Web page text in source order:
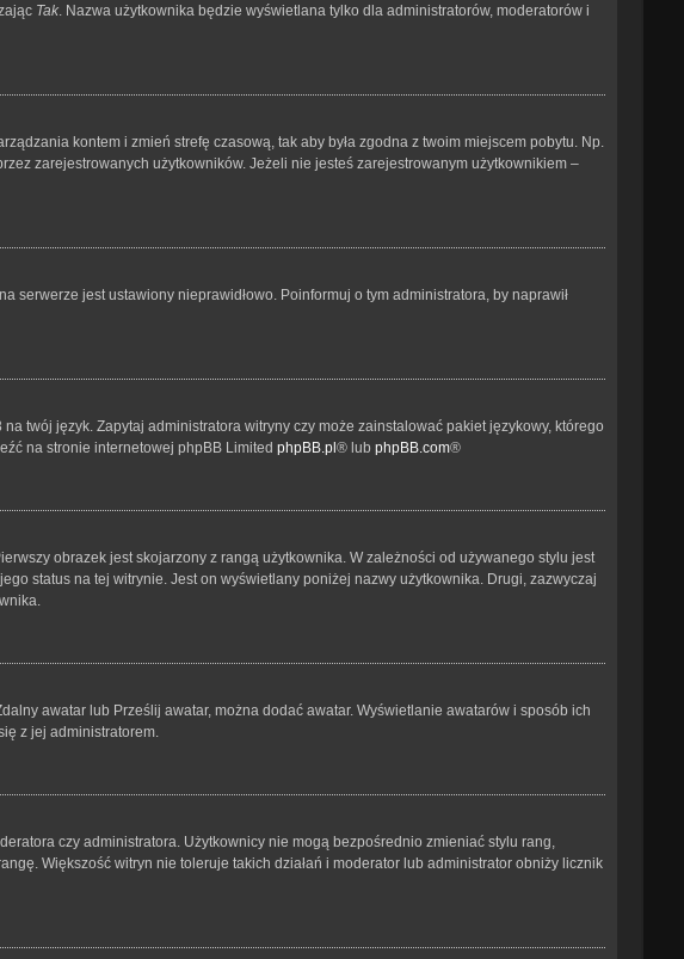
Tak. Nazwa użytkownika będzie wyświetlana tylko dla administratorów, moderatorów i
kontem i zmień strefę czasową, tak aby była zgodna z twoim miejscem pobytu. Np.
zarejestrowanych użytkowników. Jeżeli nie jesteś zarejestrowanym użytkownikiem –
serwerze jest ustawiony nieprawidłowo. Poinformuj o tym administratora, by naprawił
twój język. Zapytaj administratora witryny czy może zainstalować pakiet językowy, którego
na stronie internetowej phpBB Limited phpBB.pl® lub phpBB.com®
obrazek jest skojarzony z rangą użytkownika. W zależności od używanego stylu jest
status na tej witrynie. Jest on wyświetlany poniżej nazwy użytkownika. Drugi, zazwyczaj
awatar lub Prześlij awatar, można dodać awatar. Wyświetlanie awatarów i sposób ich
z jej administratorem.
czy administratora. Użytkownicy nie mogą bezpośrednio zmieniać stylu rang,
Większość witryn nie toleruje takich działań i moderator lub administrator obniży licznik